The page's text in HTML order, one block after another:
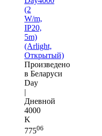
(2
W/m,
IP20,
5m)
(Arlight,
Открытый)
Произведено
в Беларуси
Day
|
Дневной
4000
K
77506